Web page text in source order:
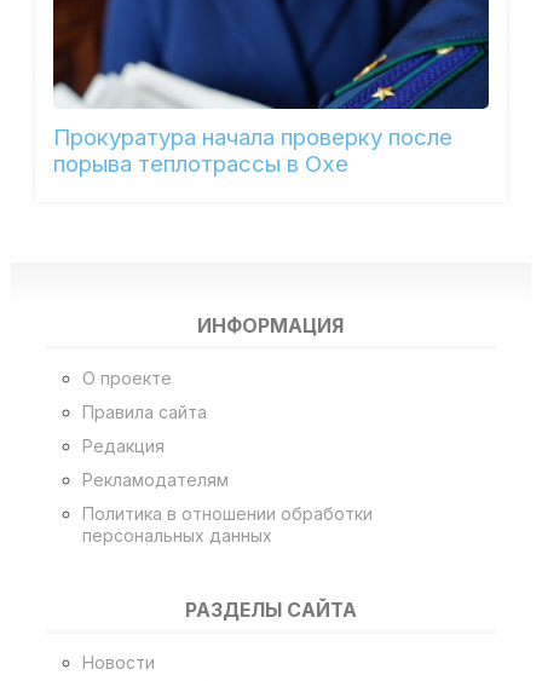
Прокуратура начала проверку после
порыва теплотрассы в Охе
ИНФОРМАЦИЯ
О проекте
Правила сайта
Редакция
Рекламодателям
Политика в отношении обработки
персональных данных
РАЗДЕЛЫ САЙТА
Новости